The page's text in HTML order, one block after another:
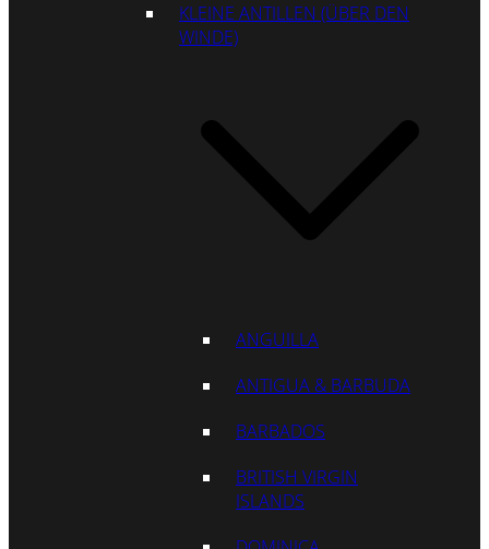
KLEINE ANTILLEN (ÜBER DEN
WINDE)
ANGUILLA
ANTIGUA & BARBUDA
BARBADOS
BRITISH VIRGIN
ISLANDS